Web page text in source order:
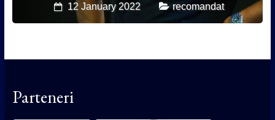
12 January 2022 recomandat
Parteneri